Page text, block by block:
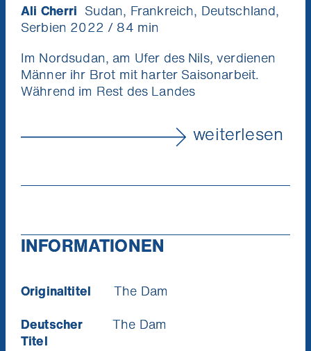
Ali Cherri Sudan, Frankreich, Deutschland,
Serbien 2022 / 84 min
Im Nordsudan, am Ufer des Nils, verdienen
Männer ihr Brot mit harter Saisonarbeit.
Während im Rest des Landes
eine zerstörerische Kraft der ganz anderen
Art.
in den Bereichen Film und bildende Kunst.
Löwen auf der Biennale von Venedig
ausgezeichnet. Sein Spielfilmdebüt ›The
verbunden.
weiterlesen
INFORMATIONEN
Originaltitel
The Dam
Deutscher
Titel
The Dam